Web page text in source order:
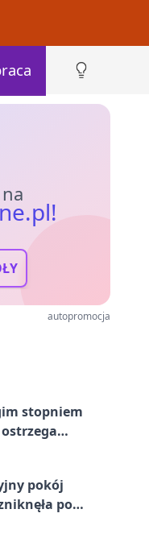
autopromocja
stopniem
pokój
po